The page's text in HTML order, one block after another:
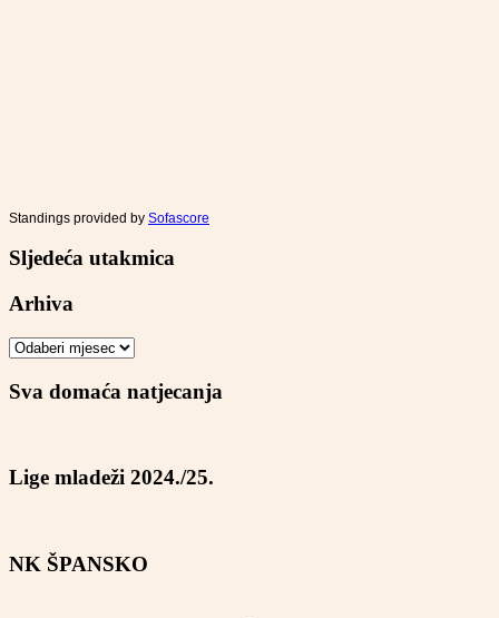
Standings provided by Sofascore
Sljedeća utakmica
Arhiva
Arhiva
Sva domaća natjecanja
Lige mladeži 2024./25.
NK ŠPANSKO